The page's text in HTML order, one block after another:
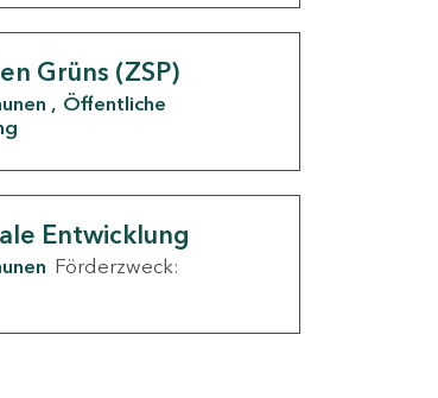
Grüns (ZSP)
Öffentliche
Entwicklung
Förderzweck: